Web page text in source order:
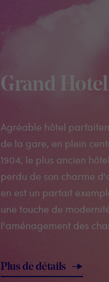
Grand
Agréable hôtel
de la gare, en plein
1904, le plus ancien
perdu de son charme
en est un parfait
une touche de
l'aménagement des
Plus de détails